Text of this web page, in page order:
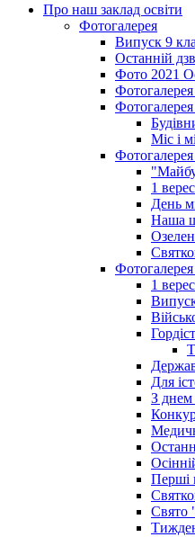
Про наш заклад освіти
Фотогалерея
Випуск 9
Останній
Фото 2021
Міс і
Фотогалерея
1
День
Наша
1
Для
З днем
Перші
Свято